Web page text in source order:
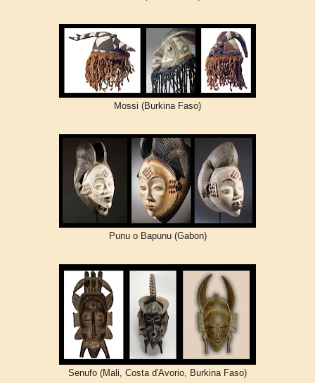
Mossi (Burkina Faso)
Punu o Bapunu (Gabon)
Senufo (Mali, Costa d'Avorio, Burkina Faso)